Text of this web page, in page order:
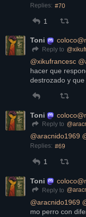
Replies: #70
1
Toni
Reply to @
@xikufrancesc @
hacer que
destrozado y
Toni
Reply to @
@aracnido1969
Replies: #69
1
Toni
Reply to @
@aracnido1969
mo perro con